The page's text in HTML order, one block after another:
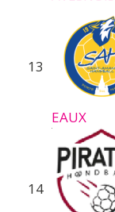
13
EAUX
14